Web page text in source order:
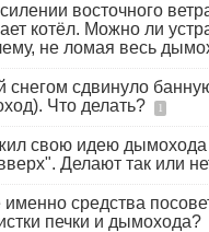
восточного
котёл. Можно ли
не ломая весь
снегом сдвинуло
Что делать?
1
свою идею дымохода
Делают так или
именно средства
печки и дымохода?